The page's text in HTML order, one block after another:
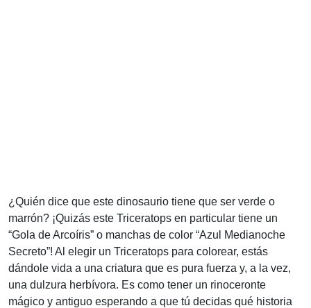
¿Quién dice que este dinosaurio tiene que ser verde o
marrón? ¡Quizás este Triceratops en particular tiene un
“Gola de Arcoíris” o manchas de color “Azul Medianoche
Secreto”! Al elegir un Triceratops para colorear, estás
dándole vida a una criatura que es pura fuerza y, a la vez,
una dulzura herbívora. Es como tener un rinoceronte
mágico y antiguo esperando a que tú decidas qué historia